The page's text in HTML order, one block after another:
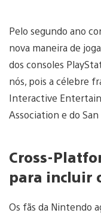
Pelo segundo ano
nova maneira de
dos consoles
nós, pois a célebre
Interactive
Association e do
Cross-
para incluir
Os fãs da Nintendo